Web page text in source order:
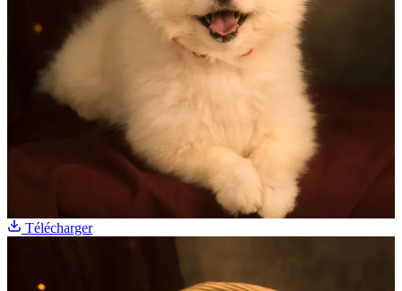
Télécharger